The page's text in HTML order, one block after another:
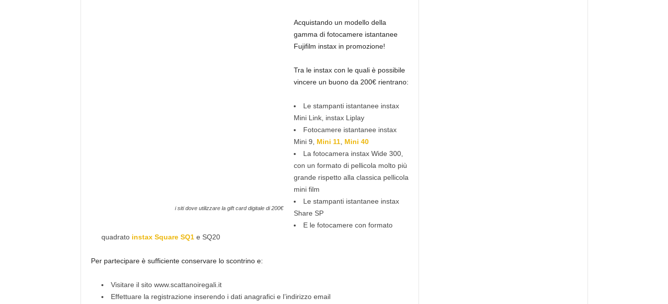
i siti dove utilizzare la gift card digitale di 200€
Acquistando un modello della
gamma di fotocamere istantanee
Fujifilm instax in promozione!
Tra le instax con le quali è possibile
vincere un buono da 200€ rientrano:
Le stampanti istantanee instax
Mini Link, instax Liplay
Fotocamere istantanee instax
Mini 9,
Mini 11, Mini 40
La fotocamera instax Wide 300,
con un formato di pellicola molto più
grande rispetto alla classica pellicola
mini film
Le stampanti istantanee instax
Share SP
E le fotocamere con formato
quadrato instax Square SQ1e SQ20
Per partecipare è sufficiente conservare lo scontrino e:
Visitare il sito www.scattanoiregali.it
Effettuare la registrazione inserendo i dati anagrafici e l’indirizzo email